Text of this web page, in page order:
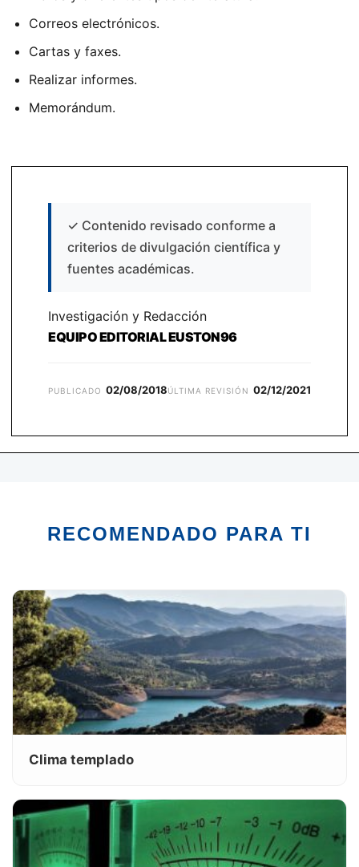
Correos electrónicos.
Cartas y faxes.
Realizar informes.
Memorándum.
✓ Contenido revisado conforme a
criterios de divulgación científica y
fuentes académicas.
Investigación y Redacción
EQUIPO EDITORIAL EUSTON96
PUBLICADO 02/08/2018ÚLTIMA REVISIÓN 02/12/2021
RECOMENDADO PARA TI
Clima templado